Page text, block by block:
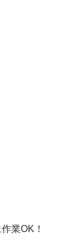
業OK！